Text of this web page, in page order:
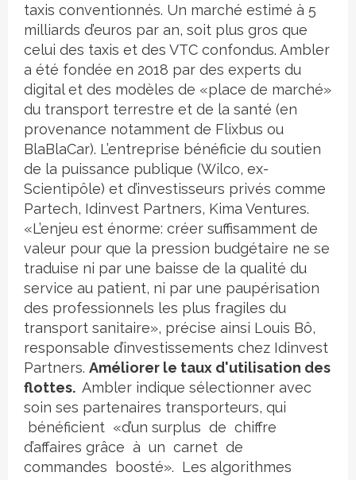
taxis conventionnés. Un marché estimé à 5
milliards d’euros par an, soit plus gros que
celui des taxis et des VTC confondus. Ambler
a été fondée en 2018 par des experts du
digital et des modèles de «place de marché»
du transport terrestre et de la santé (en
provenance notamment de Flixbus ou
BlaBlaCar). L’entreprise bénéficie du soutien
de la puissance publique (Wilco, ex-
Scientipôle) et d’investisseurs privés comme
Partech, Idinvest Partners, Kima Ventures.
«L’enjeu est énorme: créer suffisamment de
valeur pour que la pression budgétaire ne se
traduise ni par une baisse de la qualité du
service au patient, ni par une paupérisation
des professionnels les plus fragiles du
transport sanitaire», précise ainsi Louis Bô,
responsable d’investissements chez Idinvest
Partners. Améliorer le taux d'utilisation des
flottes. Ambler indique sélectionner avec
soin ses partenaires transporteurs, qui
bénéficient «d’un surplus de chiffre
d’affaires grâce à un carnet de
commandes boosté». Les algorithmes